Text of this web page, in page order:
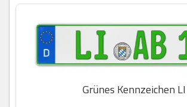
Grünes Kennzeichen LI